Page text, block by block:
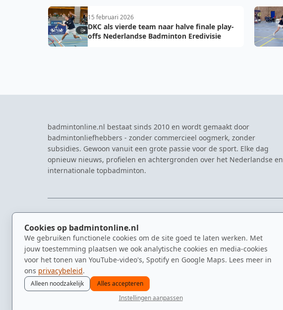
Cookies op badmintonline.nl
We gebruiken functionele cookies om de site goed te laten werken. Met
jouw toestemming plaatsen we ook analytische cookies en media-cookies
voor het tonen van YouTube-video's, Spotify en Google Maps. Lees meer in
ons privacybeleid.
Alleen noodzakelijk
Alles accepteren
Instellingen aanpassen
15 februari 2026
DKC als vierde team naar halve finale play-
offs Nederlandse Badminton Eredivisie
badmintonline.nl bestaat sinds 2010 en wordt gemaakt door
badmintonliefhebbers - zonder commercieel oogmerk, zonder
subsidies. Gewoon vanuit een grote passie voor de sport. Elke dag
opnieuw nieuws, profielen en achtergronden over het Nederlandse en
internationale topbadminton.
Nieuws
Kennisbank
Spelers
Clubs
Video's
Eredivisie
NK Badminton
Dutch Open
Zomerbadminton